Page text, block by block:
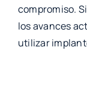
compromiso.
los avances
utilizar